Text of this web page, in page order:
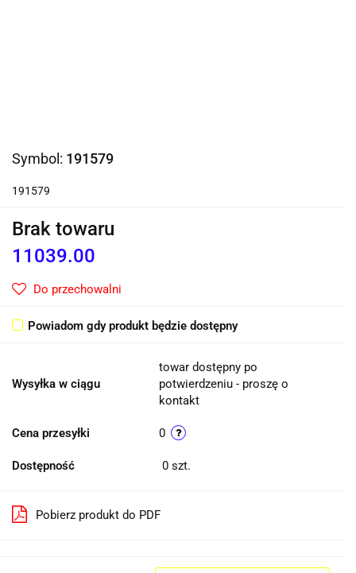
Symbol: 191579
191579
Brak towaru
11039.00
Do przechowalni
Powiadom gdy produkt będzie dostępny
Wysyłka w ciągu
towar dostępny po
potwierdzeniu - proszę o
kontakt
Cena przesyłki 0
Dostępność 0 szt.
Pobierz produkt do PDF